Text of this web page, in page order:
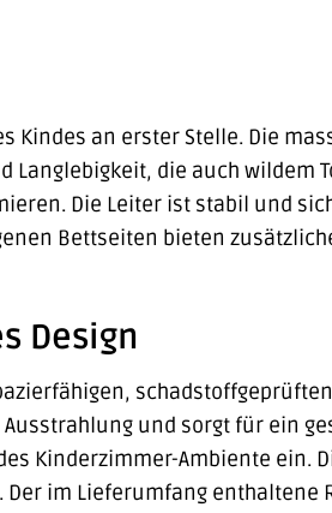
Kindes an erster Stelle. Die
die auch wildem
Die Leiter ist stabil und
Bettseiten bieten
Design
und sorgt für ein
Kinderzimmer-Ambiente ein.
im Lieferumfang